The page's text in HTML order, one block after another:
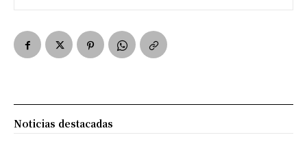
Noticias destacadas